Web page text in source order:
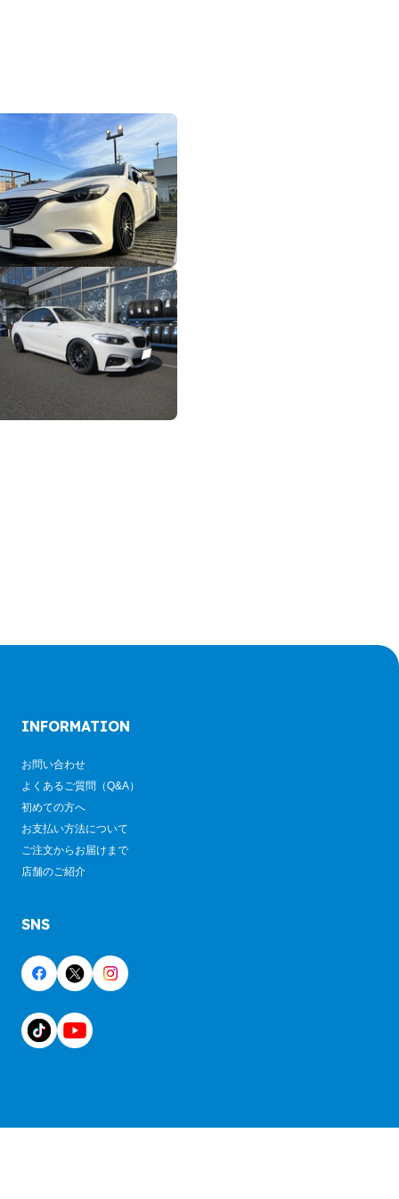
INFORMATION
お問い合わせ
よくあるご質問（Q&A）
初めての方へ
お支払い方法について
ご注文からお届けまで
店舗のご紹介
SNS